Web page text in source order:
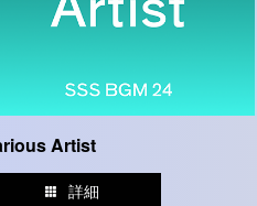
Artist
詳細